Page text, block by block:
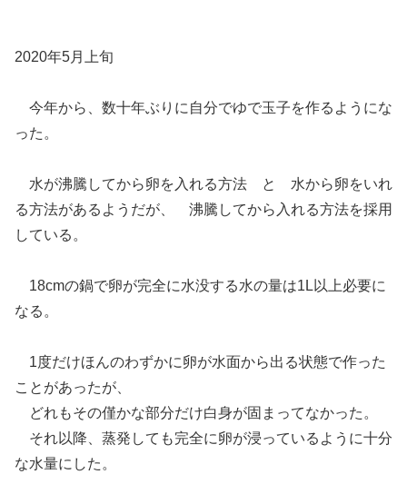
2020年5月上旬
今年から、数十年ぶりに自分でゆで玉子を作るようにな
った。
水が沸騰してから卵を入れる方法 と 水から卵をいれ
る方法があるようだが、 沸騰してから入れる方法を採用
している。
18cmの鍋で卵が完全に水没する水の量は1L以上必要に
なる。
1度だけほんのわずかに卵が水面から出る状態で作った
ことがあったが、
どれもその僅かな部分だけ白身が固まってなかった。
それ以降、蒸発しても完全に卵が浸っているように十分
な水量にした。